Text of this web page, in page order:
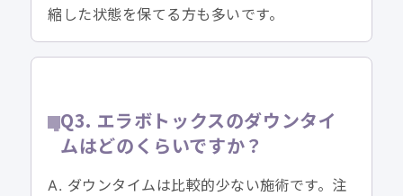
縮した状態を保てる方も多いです。
Q3. エラボトックスのダウンタイ
ムはどのくらいですか？
A. ダウンタイムは比較的少ない施術です。注